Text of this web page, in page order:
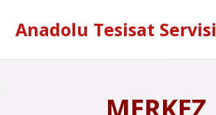
Anadolu Tesisat Servisi